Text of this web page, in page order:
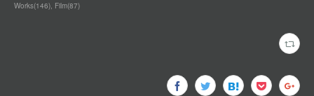
Works(146) Film(87)